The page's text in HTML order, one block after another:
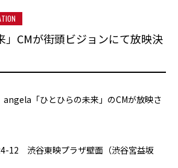
」CMが街頭ビジョンにて放映決
angela「ひとひらの未来」のCMが放映さ
12 渋谷東映プラザ壁面（渋谷宮益坂